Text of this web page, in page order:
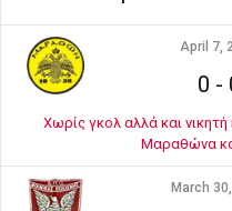
April 7,
0 -
Χωρίς γκολ αλλά και
Μαραθώνα
March